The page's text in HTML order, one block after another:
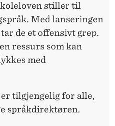
stiller til
Med lanseringen
de et offensivt grep.
ressurs som kan
med
tilgjengelig for alle,
språkdirektøren.